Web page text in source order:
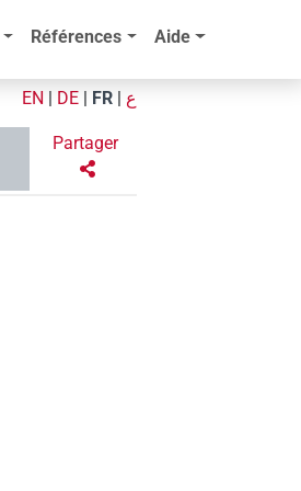
Références Aide
EN DE FR ع
Partager